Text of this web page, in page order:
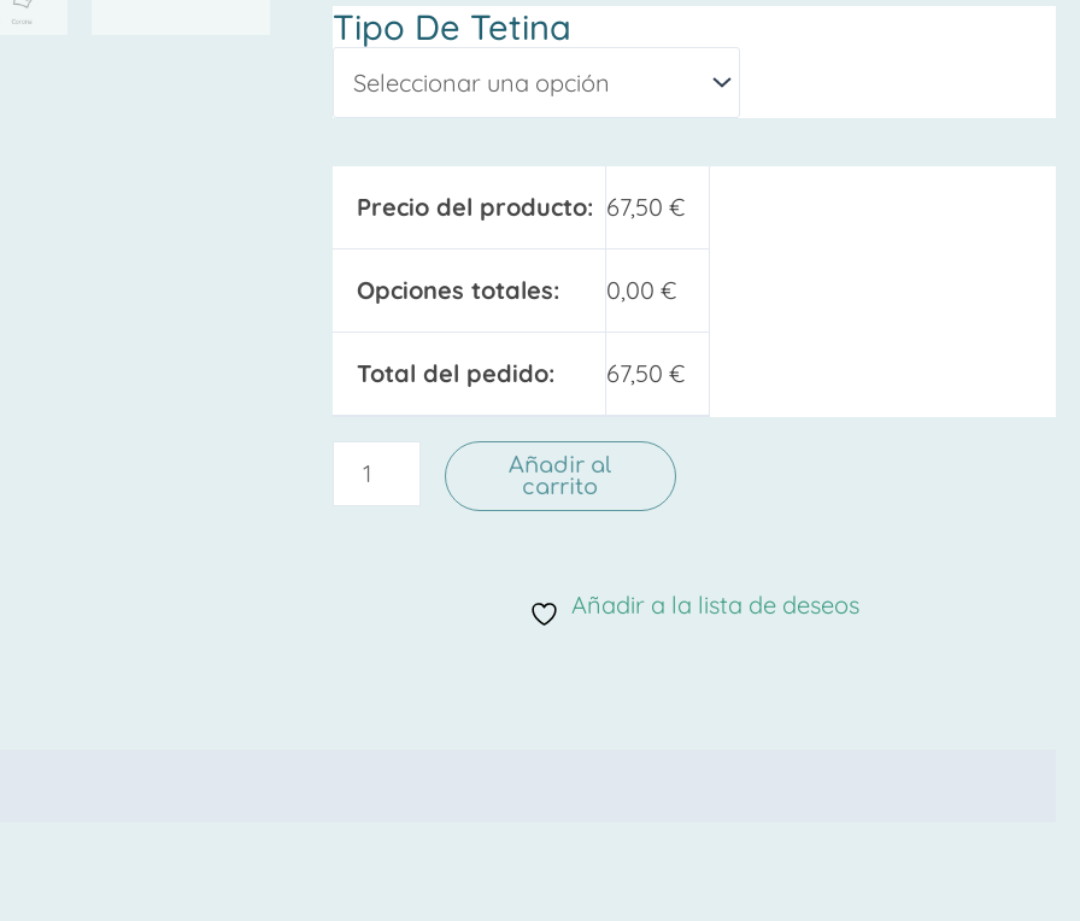
Tipo De Tetina
Precio del producto: 67,50€
Opciones totales: 0,00€
Total del pedido: 67,50€
Añadir al
carrito
Añadir a la lista de deseos